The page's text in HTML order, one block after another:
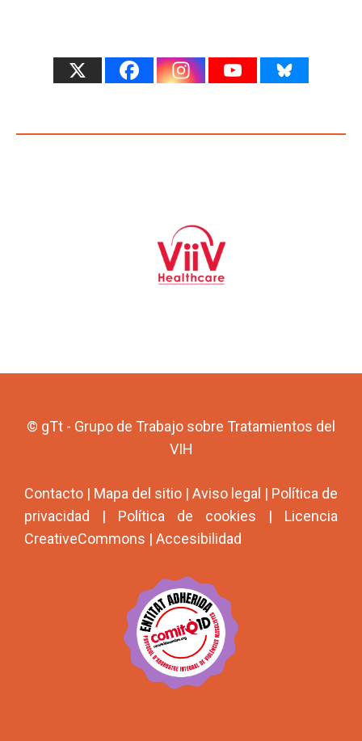
© gTt - Grupo de Trabajo sobre Tratamientos del
VIH
Contacto | Mapa del sitio | Aviso legal | Política de
privacidad | Política de cookies | Licencia
CreativeCommons | Accesibilidad